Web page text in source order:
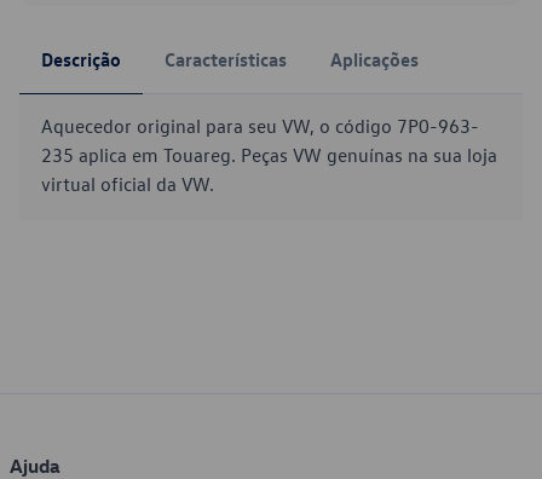
Descrição Características Aplicações
Aquecedor original para seu VW, o código 7P0-963-
235 aplica em Touareg. Peças VW genuínas na sua loja
virtual oficial da VW.
Ajuda